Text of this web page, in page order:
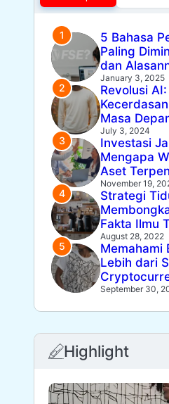
5 Bahasa
Paling
dan
January 3, 2025
Revolusi
Masa
July 3, 2024
Investasi
Mengapa
Aset
November 19,
Strategi
Fakta Ilmu
August 28, 2022
Memahami
Lebih dari
September 30,
Highlight